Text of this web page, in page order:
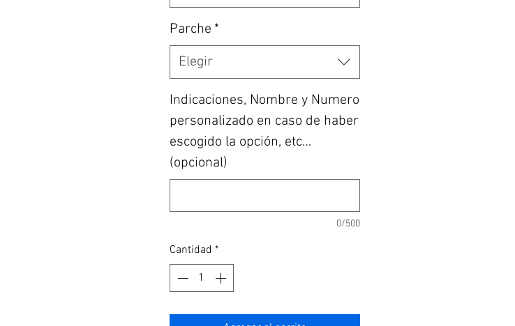
Parche *
Elegir
Indicaciones, Nombre y Numero
personalizado en caso de haber
escogido la opción, etc…
(opcional)
0/500
Cantidad *